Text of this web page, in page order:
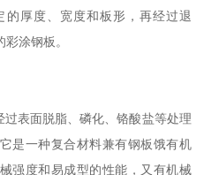
厚度、宽度和板形，再经过退
涂钢板。
表面脱脂、磷化、铬酸盐等处理
是一种复合材料兼有钢板饿有机
强度和易成型的性能，又有机械